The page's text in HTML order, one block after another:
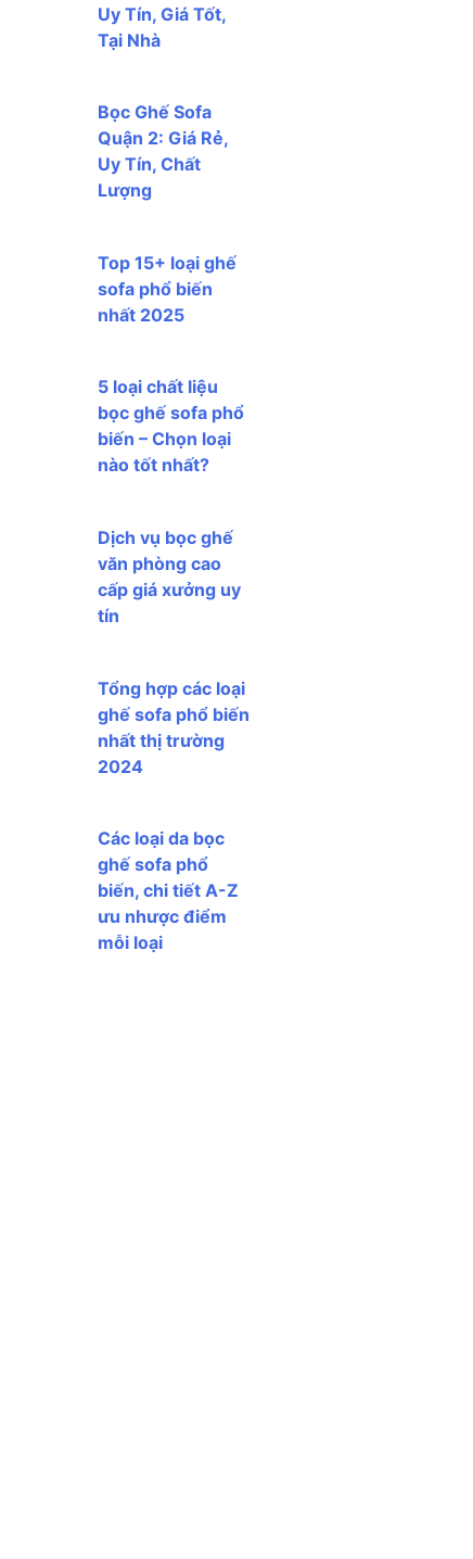
Uy Tín, Giá Tốt,
Tại Nhà
Bọc Ghế Sofa
Quận 2: Giá Rẻ,
Uy Tín, Chất
Lượng
Top 15+ loại ghế
sofa phổ biến
nhất 2025
5 loại chất liệu
bọc ghế sofa phổ
biến – Chọn loại
nào tốt nhất?
Dịch vụ bọc ghế
văn phòng cao
cấp giá xưởng uy
tín
Tổng hợp các loại
ghế sofa phổ biến
nhất thị trường
2024
Các loại da bọc
ghế sofa phổ
biến, chi tiết A-Z
ưu nhược điểm
mỗi loại